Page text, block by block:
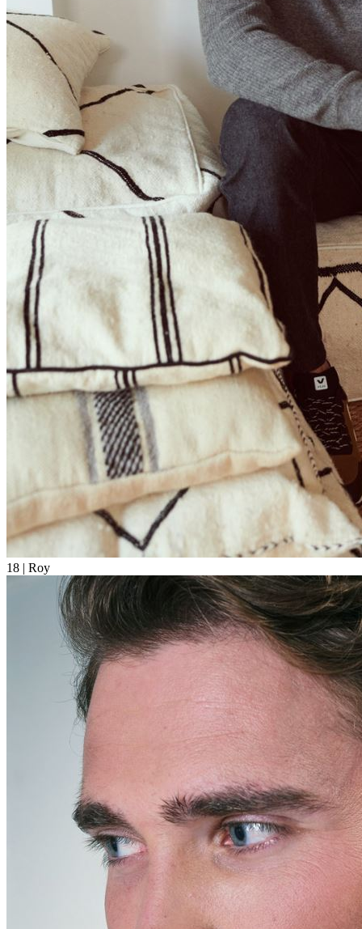
18 | Roy